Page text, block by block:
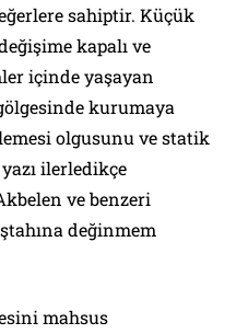
sahiptir. Küçük
kapalı ve
içinde yaşayan
kurumaya
olgusunu ve statik
ilerledikçe
ve benzeri
değinmem
mahsus